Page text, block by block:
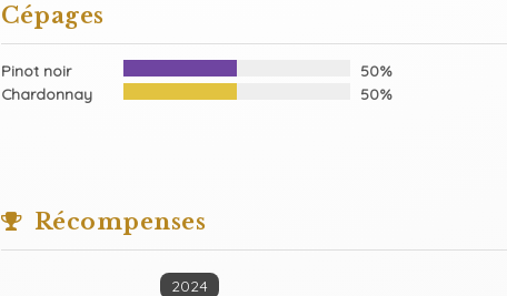
Cépages
Pinot noir
50%
Chardonnay
50%
Récompenses
2024